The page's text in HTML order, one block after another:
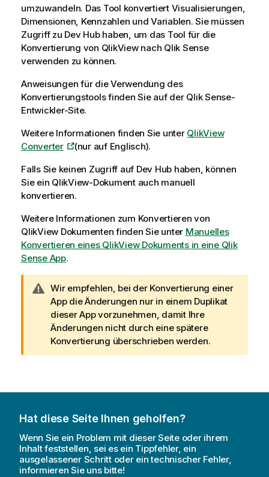
umzuwandeln. Das Tool konvertiert Visualisierungen,
Dimensionen, Kennzahlen und Variablen. Sie müssen
Zugriff zu Dev Hubhaben, um das Tool für die
Konvertierung von QlikViewnach Qlik Sense
verwenden zu können.
Anweisungen für die Verwendung des
Konvertierungstools finden Sie auf der Qlik Sense-
Entwickler-Site.
Weitere Informationen finden Sie unter QlikView
Converter
(nur auf Englisch).
Falls Sie keinen Zugriff auf Dev Hub haben, können
Sie ein QlikView-Dokument auch manuell
konvertieren.
Weitere Informationen zum Konvertieren von
QlikView Dokumenten finden Sie unter Manuelles
Konvertieren eines QlikView Dokuments in eine Qlik
Sense App.
W
a
r
n
h
i
e
s
Wir empfehlen, bei der Konvertierung einer
App die Änderungen nur in einem Duplikat
dieser App vorzunehmen, damit Ihre
Änderungen nicht durch eine spätere
Konvertierung überschrieben werden.
Hat diese Seite Ihnen geholfen?
Wenn Sie ein Problem mit dieser Seite oder ihrem
Inhalt feststellen, sei es ein Tippfehler, ein
ausgelassener Schritt oder ein technischer Fehler,
informieren Sie uns bitte!